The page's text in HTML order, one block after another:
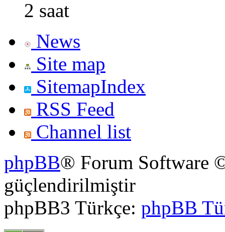
2 saat
News
Site map
SitemapIndex
RSS Feed
Channel list
phpBB® Forum Software
güçlendirilmiştir
phpBB3 Türkçe: phpBB